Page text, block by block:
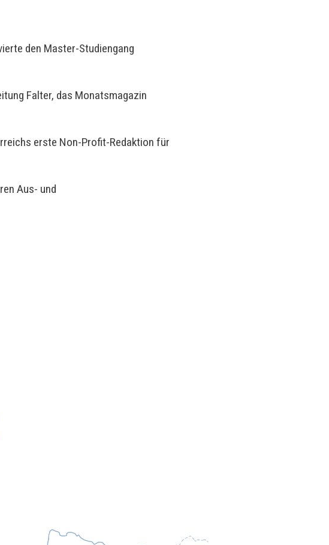
den Master-Studiengang
Falter, das Monatsmagazin
erste Non-Profit-Redaktion für
Aus- und